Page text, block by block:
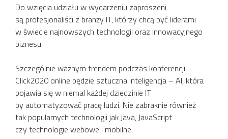
Do wzięcia udziału w wydarzeniu zaproszeni
są profesjonaliści z branży IT, którzy chcą być liderami
w świecie najnowszych technologii oraz innowacyjnego
biznesu.
Szczególnie ważnym trendem podczas konferencji
Click2020 online będzie sztuczna inteligencja – AI, która
pojawia się w niemal każdej dziedzinie IT
by automatyzować pracę ludzi. Nie zabraknie również
tak popularnych technologii jak Java, JavaScript
czy technologie webowe i mobilne.